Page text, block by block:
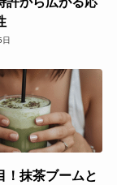
！抹茶ブームと